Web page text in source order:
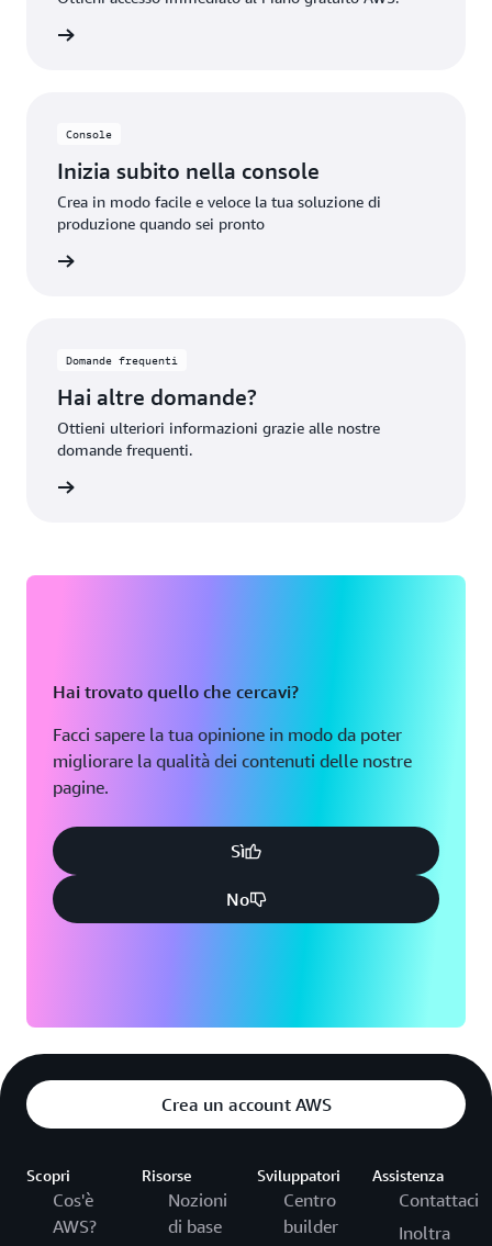
Console
Inizia subito nella console
Crea in modo facile e veloce la tua soluzione di
produzione quando sei pronto
Domande frequenti
Hai altre domande?
Ottieni ulteriori informazioni grazie alle nostre
domande frequenti.
Hai trovato quello che cercavi?
Facci sapere la tua opinione in modo da poter
migliorare la qualità dei contenuti delle nostre
pagine.
Sì
No
Crea un account AWS
Scopri
Cos'è
AWS?
Risorse
Nozioni
di base
Sviluppatori
Centro
builder
Assistenza
Contattaci
Inoltra